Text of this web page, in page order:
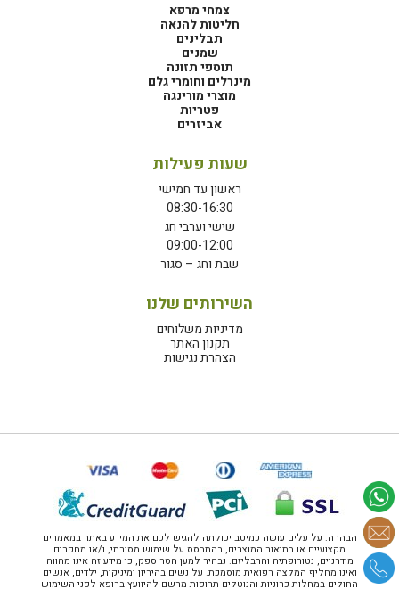
צמחי מרפא
חליטות להנאה
תבלינים
שמנים
תוספי תזונה
מינרלים וחומרי גלם
מוצרי מורינגה
פטריות
אביזרים
שעות פעילות
ראשון עד חמישי
08:30-16:30
שישי וערבי חג
09:00-12:00
שבת וחג – סגור
השירותים שלנו
מדיניות משלוחים
תקנון האתר
הצהרת נגישות
הבהרה: על עלים עושה כמיטב יכולתה להגיש לכם את המידע באתר במאמרים
מקצועיים או בתיאור המוצרים, בהתבסס על שימוש מסורתי, ו/או מחקרים
מודרניים, נטורופתיה והרבליזם. נבהיר למען הסר ספק, כי מידע זה אינו מהווה
ואינו מחליף המלצה רפואית מוסמכת. על נשים בהיריון ומיניקות, ילדים, אנשים
החולים במחלות כרוניות והנוטלים תרופות מרשם להיוועץ ברופא לפני השימוש